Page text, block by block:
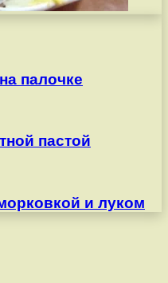
палочке
пастой
и луком